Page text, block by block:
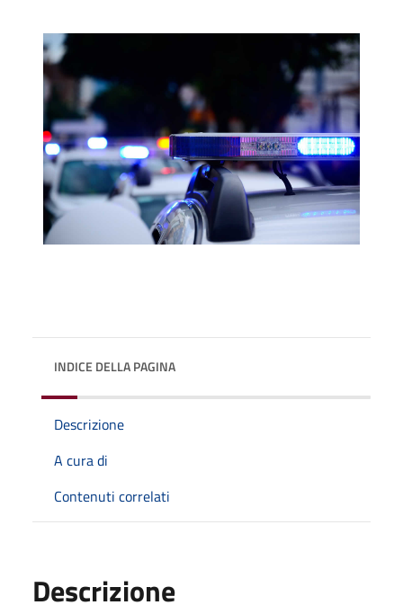
INDICE DELLA PAGINA
Descrizione
A cura di
Contenuti correlati
Descrizione